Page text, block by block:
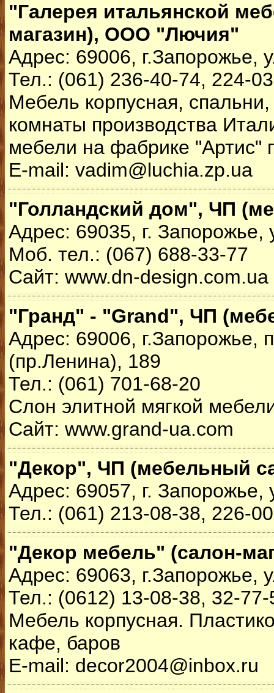
"Галерея итальянской
магазин), ООО "Лючия"
Адрес: 69006, г.Запорожье,
Тел.: (061) 236-40-74, 224-
Мебель корпусная, спальни,
комнаты производства
мебели на фабрике "Артис"
E-mail: vadim@luchia.zp.ua
"Голландский дом", ЧП
Адрес: 69035, г. Запорожье,
Моб. тел.: (067) 688-33-77
Сайт: www.dn-design.com.ua
"Гранд" - "Grand", ЧП
Адрес: 69006, г.Запорожье,
(пр.Ленина), 189
Тел.: (061) 701-68-20
Слон элитной мягкой
Сайт: www.grand-ua.com
"Декор", ЧП (мебельный
Адрес: 69057, г. Запорожье,
Тел.: (061) 213-08-38, 226-
"Декор мебель" (салон-
Адрес: 69063, г.Запорожье,
Тел.: (0612) 13-08-38, 32-77-
Мебель корпусная.
кафе, баров
E-mail: decor2004@inbox.ru